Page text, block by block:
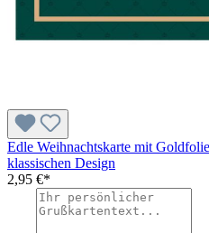
Edle Weihnachtskarte mit
klassischen Design
2,95 €*